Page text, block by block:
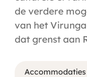
de verdere
van het
dat grenst aan
Accommodaties